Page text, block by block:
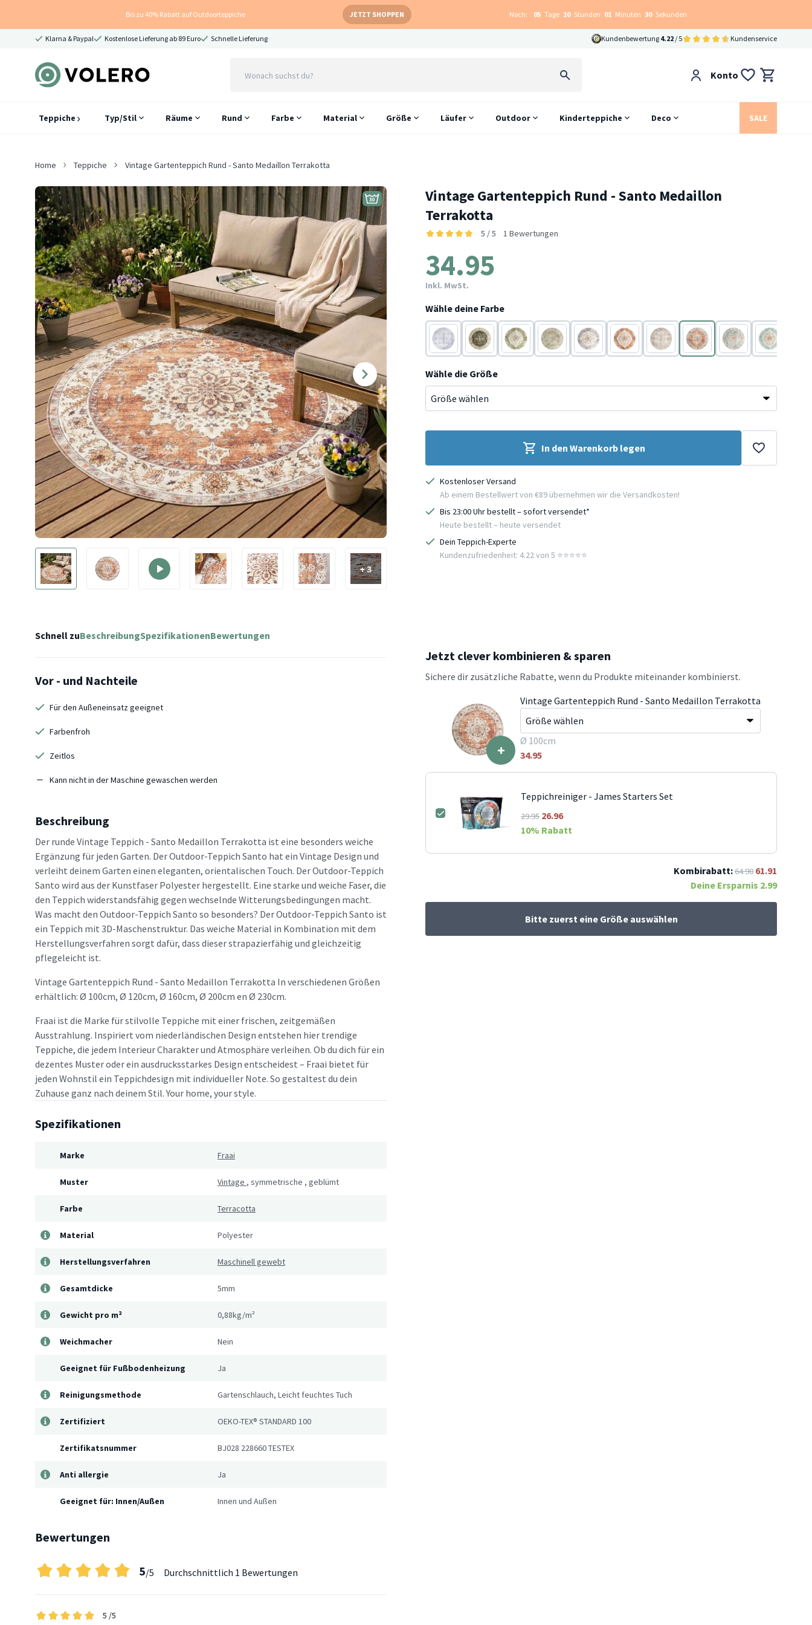
Bis zu 40% Rabatt auf Outdoorteppiche JETZT SHOPPEN Noch: 05 Tage 10 Stunden 01 Minuten 29 Sekunden
Klarna & Paypal Kostenlose Lieferung ab 89 Euro Schnelle Lieferung Kundenbewertung 4.22 / 5 Kundenservice
Konto
Teppiche Typ/Stil Räume Rund Farbe Material Größe Läufer Outdoor Kinderteppiche Deco SALE
Home Teppiche Vintage Gartenteppich Rund - Santo Medaillon Terrakotta
+ 3
Vintage Gartenteppich Rund - Santo Medaillon
Terrakotta
5 / 5 1 Bewertungen
34.95
Inkl. MwSt.
Wähle deine Farbe
Weiß TerracottaTerracottaTerracottaTerracottaTerracottaTerracottaTerracottaTerracottaTerracotta
Wähle die Größe
In den Warenkorb legen
Kostenloser Versand
Ab einem Bestellwert von €89 übernehmen wir die Versandkosten!
Bis 23:00 Uhr bestellt – sofort versendet*
Heute bestellt – heute versendet
Dein Teppich-Experte
Kundenzufriedenheit: 4.22 von 5 ⭐️⭐️⭐️⭐️⭐️
Schnell zuBeschreibungSpezifikationenBewertungen
Vor - und Nachteile
Für den Außeneinsatz geeignet
Farbenfroh
Zeitlos
Kann nicht in der Maschine gewaschen werden
Beschreibung
Der runde Vintage Teppich - Santo Medaillon Terrakotta ist eine besonders weiche
Ergänzung für jeden Garten. Der Outdoor-Teppich Santo hat ein Vintage Design und
verleiht deinem Garten einen eleganten, orientalischen Touch. Der Outdoor-Teppich
Santo wird aus der Kunstfaser Polyester hergestellt. Eine starke und weiche Faser, die
den Teppich widerstandsfähig gegen wechselnde Witterungsbedingungen macht.
Was macht den Outdoor-Teppich Santo so besonders? Der Outdoor-Teppich Santo ist
ein Teppich mit 3D-Maschenstruktur. Das weiche Material in Kombination mit dem
Herstellungsverfahren sorgt dafür, dass dieser strapazierfähig und gleichzeitig
pflegeleicht ist.
Vintage Gartenteppich Rund - Santo Medaillon Terrakotta In verschiedenen Größen
erhältlich: Ø 100cm, Ø 120cm, Ø 160cm, Ø 200cm en Ø 230cm.
Fraai ist die Marke für stilvolle Teppiche mit einer frischen, zeitgemäßen
Ausstrahlung. Inspiriert vom niederländischen Design entstehen hier trendige
Teppiche, die jedem Interieur Charakter und Atmosphäre verleihen. Ob du dich für ein
dezentes Muster oder ein ausdrucksstarkes Design entscheidest – Fraai bietet für
jeden Wohnstil ein Teppichdesign mit individueller Note. So gestaltest du dein
Zuhause ganz nach deinem Stil. Your home, your style.
Spezifikationen
Marke Fraai
Muster Vintage , symmetrische , geblümt
Farbe Terracotta
Material Polyester
Herstellungsverfahren Maschinell gewebt
Gesamtdicke 5mm
Gewicht pro m² 0,88kg/m²
Weichmacher Nein
Geeignet für Fußbodenheizung Ja
Reinigungsmethode Gartenschlauch, Leicht feuchtes Tuch
Zertifiziert OEKO-TEX® STANDARD 100
Zertifikatsnummer BJ028 228660 TESTEX
Anti allergie Ja
Geeignet für: Innen/Außen Innen und Außen
Bewertungen
5/5 Durchschnittlich 1 Bewertungen
5 /5
Jetzt clever kombinieren & sparen
Sichere dir zusätzliche Rabatte, wenn du Produkte miteinander kombinierst.
+
Vintage Gartenteppich Rund - Santo Medaillon Terrakotta
Ø 100cm
34.95
Teppichreiniger - James Starters Set
29.95 26.96
10% Rabatt
Kombirabatt:64.90 61.91
Deine Ersparnis 2.99
Bitte zuerst eine Größe auswählen